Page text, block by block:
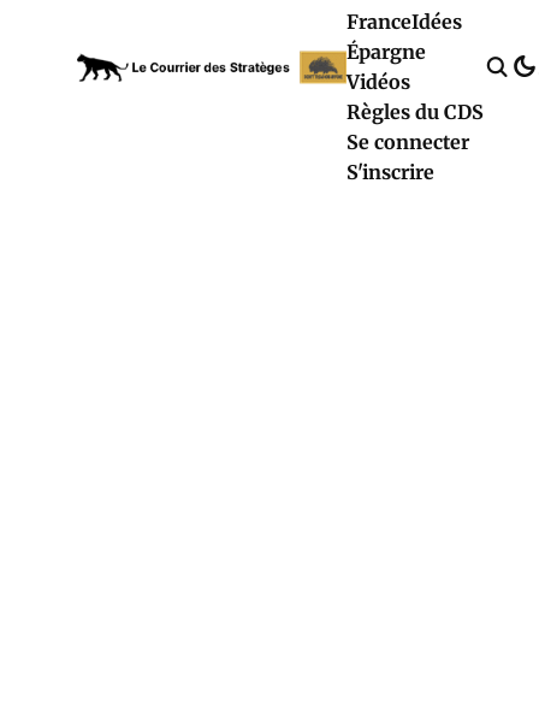
FranceIdées
Épargne
Vidéos
Règles du CDS
Se connecter
S'inscrire